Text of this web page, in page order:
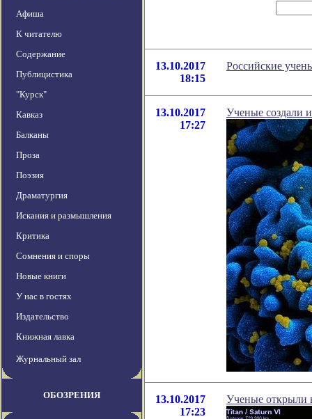
Афиша
К читателю
Содержание
Публицистика
"Курск"
Кавказ
Балканы
Проза
Поэзия
Драматургия
Искания и размышления
Критика
Сомнения и споры
Новые книги
У нас в гостях
Издательство
Книжная лавка
Журнальный зал
ОБОЗРЕНИЯ
13.10.2017
18:15
Российские
13.10.2017
17:27
Ученые создали
13.10.2017
17:23
Ученые открыли